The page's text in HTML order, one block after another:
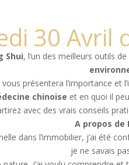
30 Avril
Shui, l’un des meilleurs outils
présentera l’importance et
chinoise et en quoi il
avec des vrais conseils
A propos de
dans l’immobilier, j’ai été
je ne savais